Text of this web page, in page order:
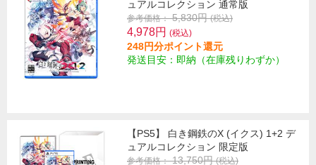
ュアルコレクション 通常版
参考価格： 5,830円(税込)
4,978円 (税込)
248円分ポイント還元
発送目安：即納（在庫残りわずか）
【PS5】 白き鋼鉄のX (イクス) 1+2 デ
ュアルコレクション 限定版
参考価格： 13,750円(税込)